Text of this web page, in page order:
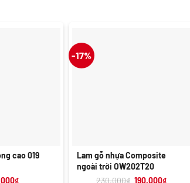
cao 019
₫
-17%
Lam gỗ nhựa Composite
ngoài trời OW202T20
230.000₫ Giá
190.000₫Giá